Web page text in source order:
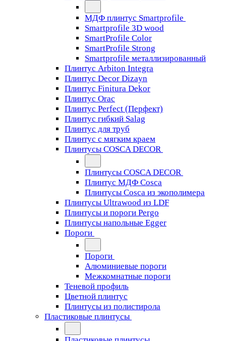
МДФ плинтус Smartprofile
Smartprofile 3D wood
SmartProfile Color
SmartProfile Strong
Smartprofile металлизированный
Плинтус Arbiton Integra
Плинтус Decor Dizayn
Плинтус Finitura Dekor
Плинтус Orac
Плинтус Perfect (Перфект)
Плинтус гибкий Salag
Плинтус для труб
Плинтус с мягким краем
Плинтусы COSCA DECOR
Плинтусы COSCA DECOR
Плинтус МДФ Cosca
Плинтусы Cosca из экополимера
Плинтусы Ultrawood из LDF
Плинтусы и пороги Pergo
Плинтусы напольные Egger
Пороги
Пороги
Алюминиевые пороги
Межкомнатные пороги
Теневой профиль
Цветной плинтус
Плинтусы из полистирола
Пластиковые плинтусы